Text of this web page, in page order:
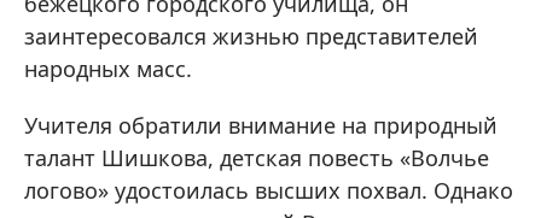
заинтересовался жизнью представителей
народных масс.
Учителя обратили внимание на природный
талант Шишкова, детская повесть «Волчье
логово» удостоилась высших похвал. Однако